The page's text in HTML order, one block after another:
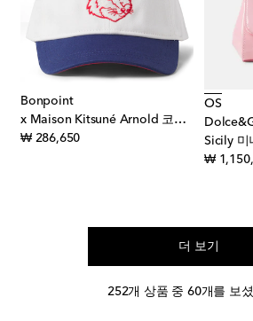
Bonpoint
x Maison Kitsuné Arnold 코튼 베이스볼 캡
₩ 286,650original price
OS
₩
더 보기
252개 상품 중 60개를 보